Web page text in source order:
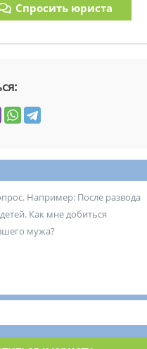
Спросить юриста